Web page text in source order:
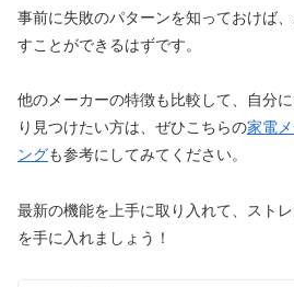
事前に失敗のパターンを知っておけば
すことができるはずです。
他のメーカーの特徴も比較して、自分
り見つけたい方は、ぜひこちらの家電
ングも参考にしてみてください。
最新の機能を上手に取り入れて、スト
を手に入れましょう！